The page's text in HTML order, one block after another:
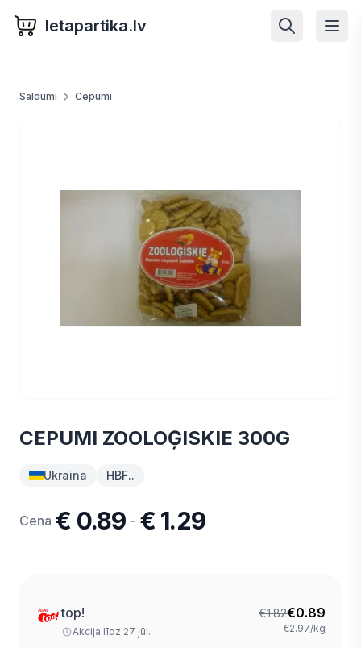
letapartika.lv
Saldumi Cepumi
CEPUMI ZOOLOĢISKIE 300G
Ukraina HBF..
Cena € 0.89 - € 1.29
top!
Akcija līdz 27 jūl.
€1.82€0.89
€2.97/kg